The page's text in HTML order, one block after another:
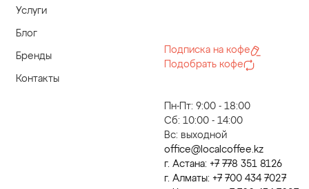
Услуги
Блог
Бренды
Контакты
Пн-Пт: 9:00 - 18:00
Сб: 10:00 - 14:00
Вс: выходной
office@localcoffee.kz
г. Астана: +7 778 351 8126
г. Алматы: +7 700 434 7027
Подписка на кофе
Подобрать кофе